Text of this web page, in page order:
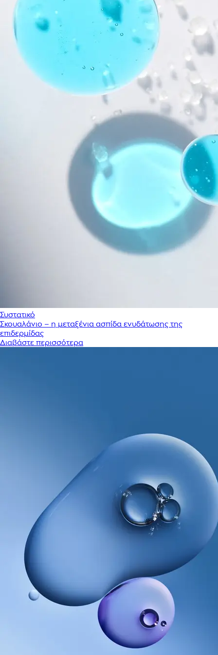
Συστατικό
Σκουαλάνιο – η μεταξένια ασπίδα ενυδάτωσης της
επιδερμίδας
Διαβάστε περισσότερα